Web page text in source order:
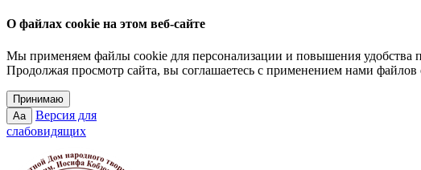
О файлах cookie на этом веб-сайте
Мы применяем файлы cookie для персонализации и повышения удобства
Продолжая просмотр сайта, вы соглашаетесь с применением нами файлов
Принимаю
Aa
Версия для
слабовидящих